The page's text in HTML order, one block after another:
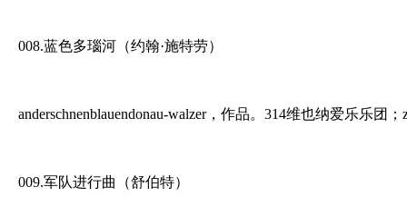
008.蓝色多瑙河（约翰·施特劳）
anderschnenblauendonau-walzer，作品。314维也纳爱乐乐团
009.军队进行曲（舒伯特）